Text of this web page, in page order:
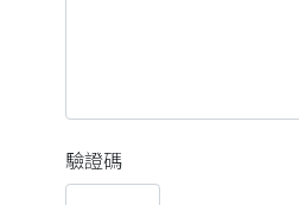
驗證碼